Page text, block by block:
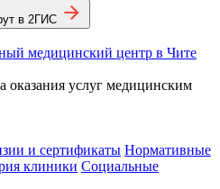
в 2ГИС
оказания услуг медицинским
и сертификаты Нормативные
клиники Социальные